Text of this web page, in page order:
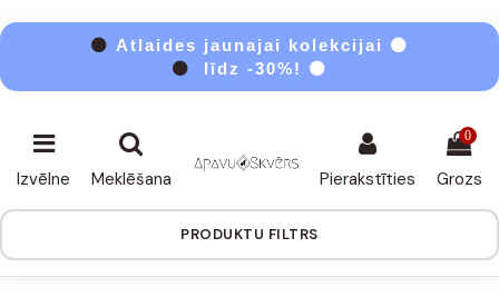
⚫ Atlaides jaunajai kolekcijai ⚫
⚫
līdz -30%! ⚫
Izvēlne Meklēšana Pierakstīties
0
Grozs
PRODUKTU FILTRS